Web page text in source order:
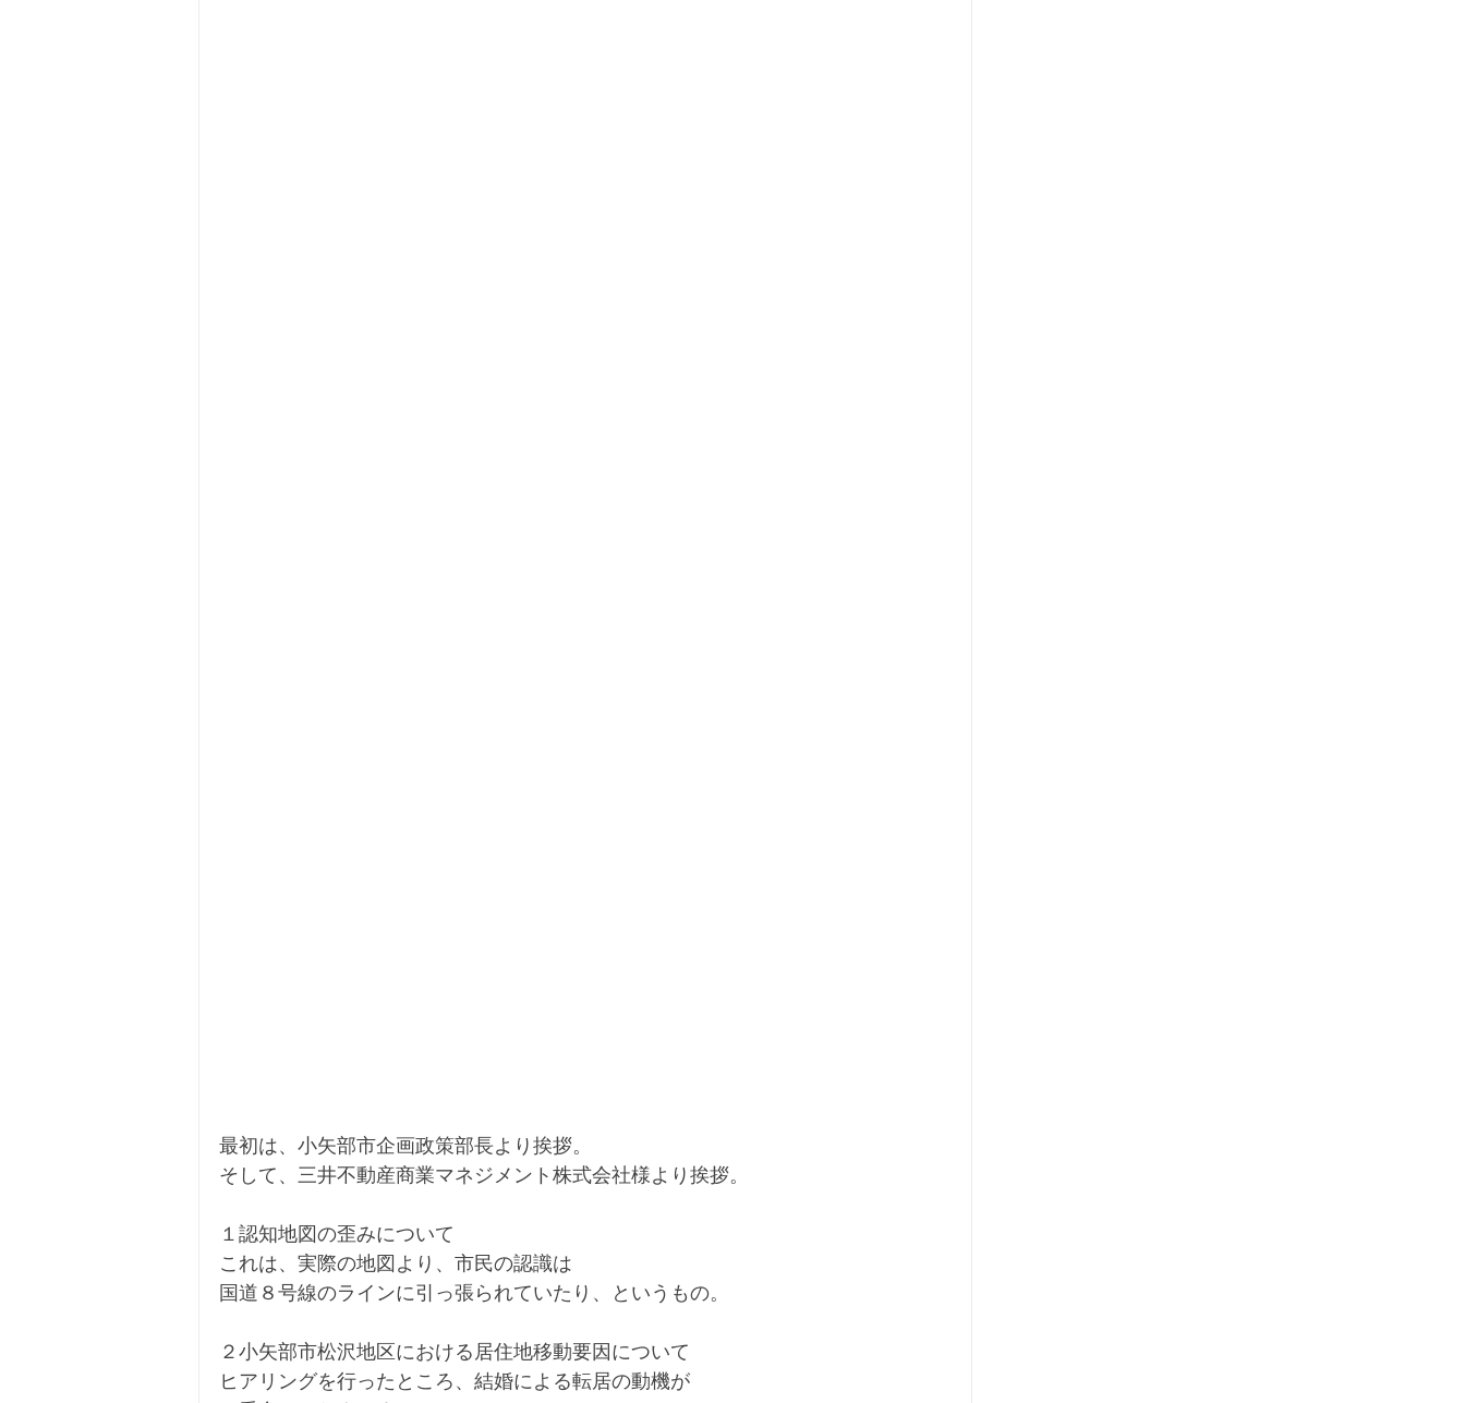
最初は、小矢部市企画政策部長より挨拶。
そして、三井不動産商業マネジメント株式会社様より挨拶。
１認知地図の歪みについて
これは、実際の地図より、市民の認識は
国道８号線のラインに引っ張られていたり、というもの。
２小矢部市松沢地区における居住地移動要因について
ヒアリングを行ったところ、結婚による転居の動機が